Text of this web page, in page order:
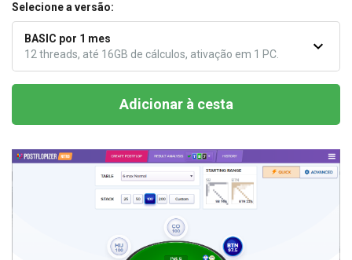
Selecione a versão:
BASIC por 1 mes
12 threads, até 16GB de cálculos, ativação em 1 PC.
Adicionar à cesta